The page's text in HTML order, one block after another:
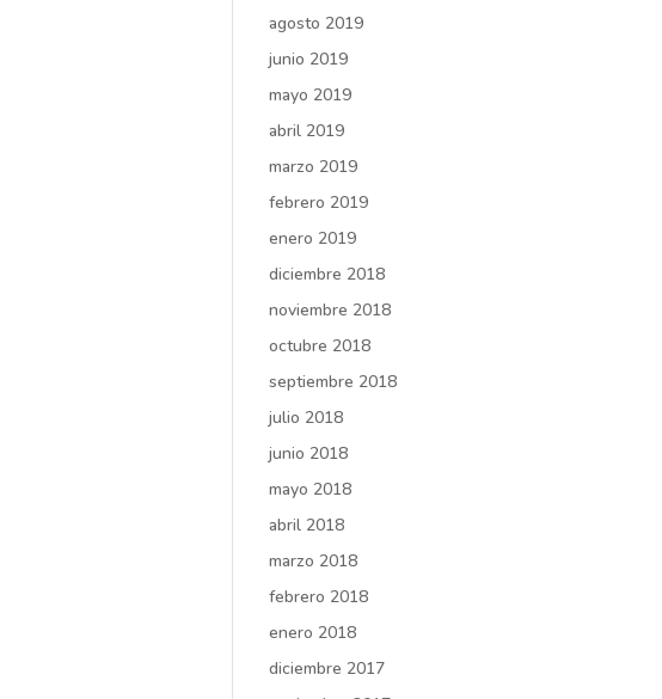
agosto 2019
junio 2019
mayo 2019
abril 2019
marzo 2019
febrero 2019
enero 2019
diciembre 2018
noviembre 2018
octubre 2018
septiembre 2018
julio 2018
junio 2018
mayo 2018
abril 2018
marzo 2018
febrero 2018
enero 2018
diciembre 2017